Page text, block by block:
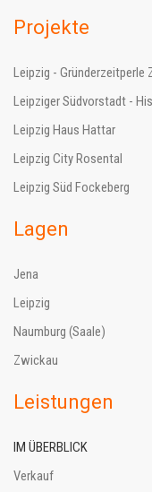
Projekte
Leipzig - Gründerzeitperle
Leipziger Südvorstadt -
Leipzig Haus Hattar
Leipzig City Rosental
Leipzig Süd Fockeberg
Lagen
Jena
Leipzig
Naumburg (Saale)
Zwickau
Leistungen
IM ÜBERBLICK
Verkauf